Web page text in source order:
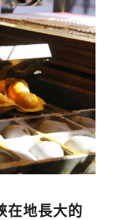
在地長大的